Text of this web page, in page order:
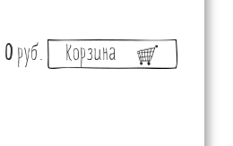
0руб. Корзина